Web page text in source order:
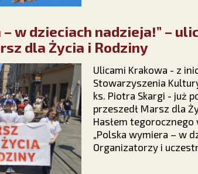
„Dar Maryi” https://
zadzwonisz do nas
23, a Medalik i
w dzieciach nadzieja!” –
dla Życia i Rodziny
Ulicami Krakowa - z
Stowarzyszenia
ks. Piotra Skargi - już
przeszedł Marsz dla
Hasłem tegorocznego
„Polska wymiera – w
Organizatorzy i